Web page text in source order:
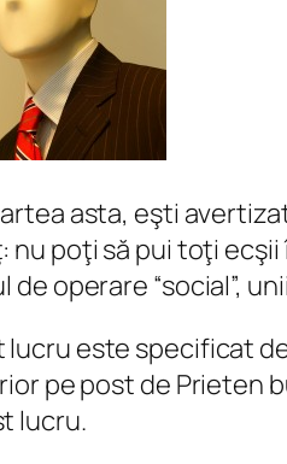
asta, eşti
nu poţi să pui toţi ecşii
de operare “social”,
lucru este specificat
pe post de Prieten
lucru.